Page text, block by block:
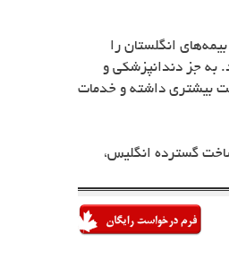
انگلستان را
می‌رساند. به جز دندانپزشکی و
بیشتری داشته و خدمات
گسترده انگلیس،